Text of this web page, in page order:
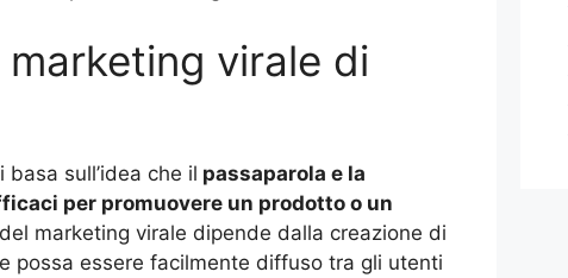
marketing virale di
sull’idea che il passaparola e la
per promuovere un prodotto o un
marketing virale dipende dalla creazione di
possa essere facilmente diffuso tra gli utenti